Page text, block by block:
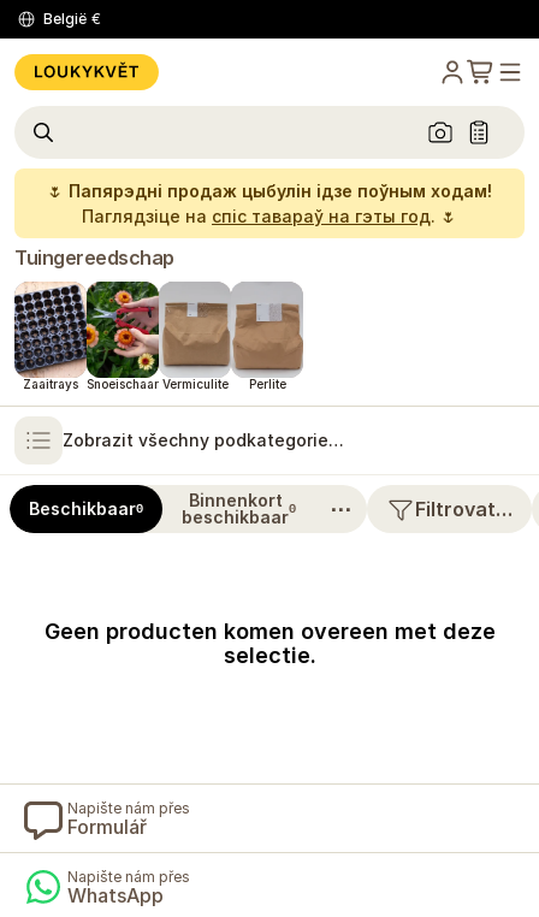
België €
🌷 Папярэдні продаж цыбулін ідзе поўным ходам!
Паглядзіце на спіс тавараў на гэты год. 🌷
Tuingereedschap
Zaaitrays Snoeischaar Vermiculite Perlite
Zobrazit všechny podkategorie…
Beschikbaar0
Binnenkort
beschikbaar0 ⋯ Filtrovat…
Geen producten komen overeen met deze
selectie.
Napište nám přes
Formulář
Napište nám přes
WhatsApp